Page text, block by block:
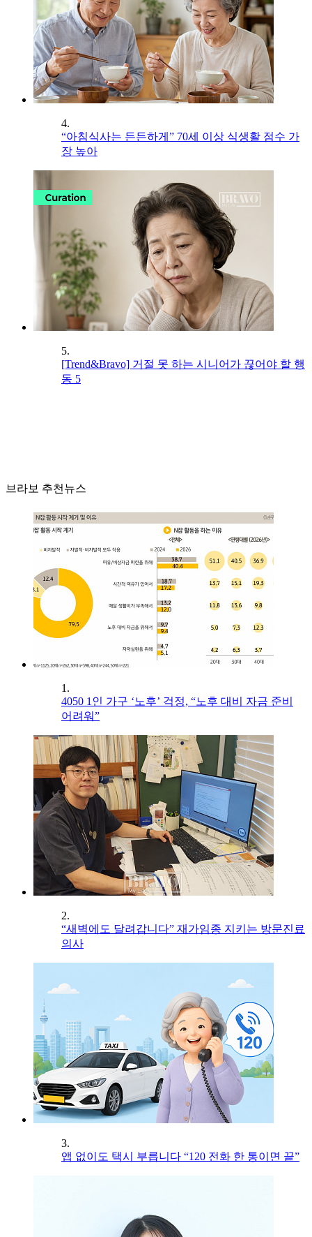
4.
“아침식사는 든든하게” 70세 이상 식생활 점수 가
장 높아
5.
[Trend&Bravo] 거절 못 하는 시니어가 끊어야 할 행
동 5
브라보 추천뉴스
1.
4050 1인 가구 ‘노후’ 걱정, “노후 대비 자금 준비
어려워”
2.
“새벽에도 달려갑니다” 재가임종 지키는 방문진료
의사
3.
앱 없이도 택시 부릅니다 “120 전화 한 통이면 끝”